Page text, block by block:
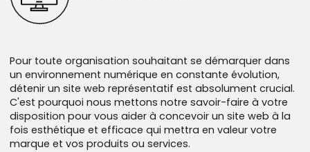
Notre approche commence par un audit approfondi de
aller. Nous travaillons ensuite avec vous pour établir une
stratégie claire et précise d'uniformisation de votre
marque, qu'il s'agisse de repenser complètement votre
charte graphique ou de simplement la faire évoluer.
Notre équipe d'experts possède l'expertise et la
sensibilité nécessaires pour vous guider dans chaque
mettons notre expertise à votre disposition et vous
L'analyse approfondie des fondations de votre
entreprise est une étape incontournable pour forger une
image de marque à la hauteur de vos attentes. En
comprenant votre mission, votre vision et vos valeurs,
nous sommes en mesure d'établir une ligne directrice qui
saura refléter l'essence de votre entreprise.
Pour toute organisation souhaitant se démarquer dans
un environnement numérique en constante évolution,
détenir un site web représentatif est absolument crucial.
C'est pourquoi nous mettons notre savoir-faire à votre
disposition pour vous aider à concevoir un site web à la
fois esthétique et efficace qui mettra en valeur votre
marque et vos produits ou services.